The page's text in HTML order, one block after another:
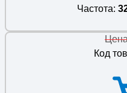
Частота
Код